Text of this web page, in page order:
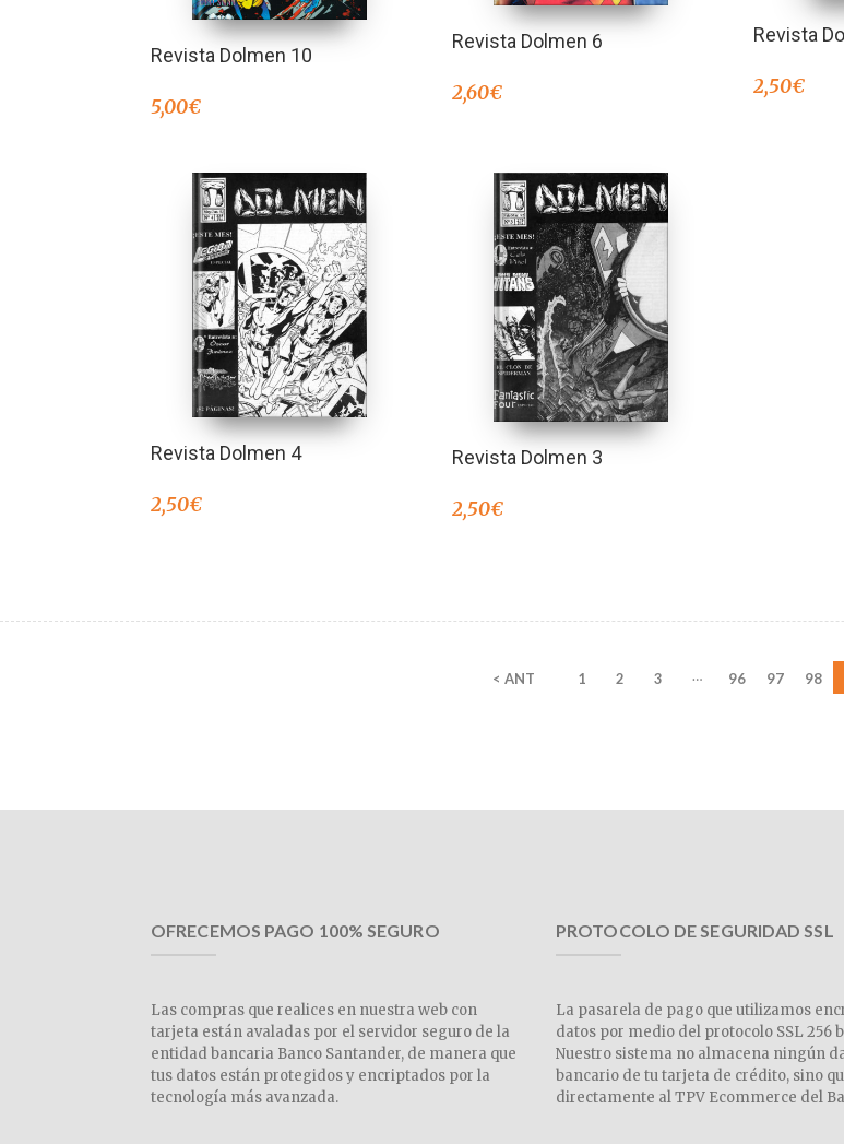
Revista Dolmen 10
5,00€
Revista Dolmen 6
2,60€
Revista
2,50€
Revista Dolmen 4
2,50€
Revista Dolmen 3
2,50€
< ANT 1 2 3 … 96 97 98
OFRECEMOS PAGO 100% SEGURO
Las compras que realices en nuestra web con
tarjeta están avaladas por el servidor seguro de la
entidad bancaria Banco Santander, de manera que
tus datos están protegidos y encriptados por la
tecnología más avanzada.
PROTOCOLO DE SEGURIDAD SSL
La pasarela de pago que utilizamos
datos por medio del protocolo SSL 256
Nuestro sistema no almacena ningún
bancario de tu tarjeta de crédito, sino
directamente al TPV Ecommerce del